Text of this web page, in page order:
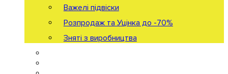
Важелі підвіски
Розпродаж та Уцінка до -70%
Зняті з виробництва